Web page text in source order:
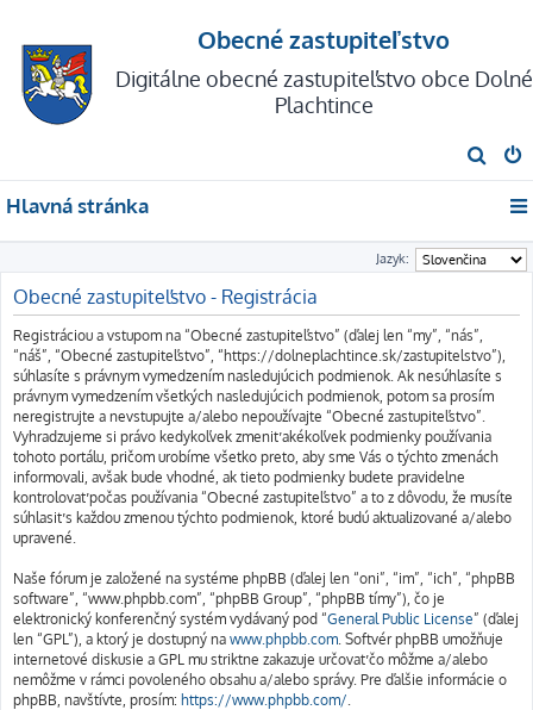
Obecné zastupiteľstvo
Digitálne obecné zastupiteľstvo obce Dolné
Plachtince
ľ
d
a
Hlavná stránka
Jazyk:
Obecné zastupiteľstvo - Registrácia
Registráciou a vstupom na “Obecné zastupiteľstvo” (ďalej len “my”, “nás”,
“náš”, “Obecné zastupiteľstvo”, “https://dolneplachtince.sk/zastupitelstvo”),
súhlasíte s právnym vymedzením nasledujúcich podmienok. Ak nesúhlasíte s
právnym vymedzením všetkých nasledujúcich podmienok, potom sa prosím
neregistrujte a nevstupujte a/alebo nepoužívajte “Obecné zastupiteľstvo”.
Vyhradzujeme si právo kedykoľvek zmeniť akékoľvek podmienky používania
tohoto portálu, pričom urobíme všetko preto, aby sme Vás o týchto zmenách
informovali, avšak bude vhodné, ak tieto podmienky budete pravidelne
kontrolovať počas používania “Obecné zastupiteľstvo” a to z dôvodu, že musíte
súhlasiť s každou zmenou týchto podmienok, ktoré budú aktualizované a/alebo
upravené.
Naše fórum je založené na systéme phpBB (ďalej len “oni”, “im”, “ich”, “phpBB
software”, “www.phpbb.com”, “phpBB Group”, “phpBB tímy”), čo je
elektronický konferenčný systém vydávaný pod “General Public License” (ďalej
len “GPL”), a ktorý je dostupný na www.phpbb.com . Softvér phpBB umožňuje
internetové diskusie a GPL mu striktne zakazuje určovať čo môžme a/alebo
nemôžme v rámci povoleného obsahu a/alebo správy. Pre ďalšie informácie o
phpBB, navštívte, prosím: https://www.phpbb.com/